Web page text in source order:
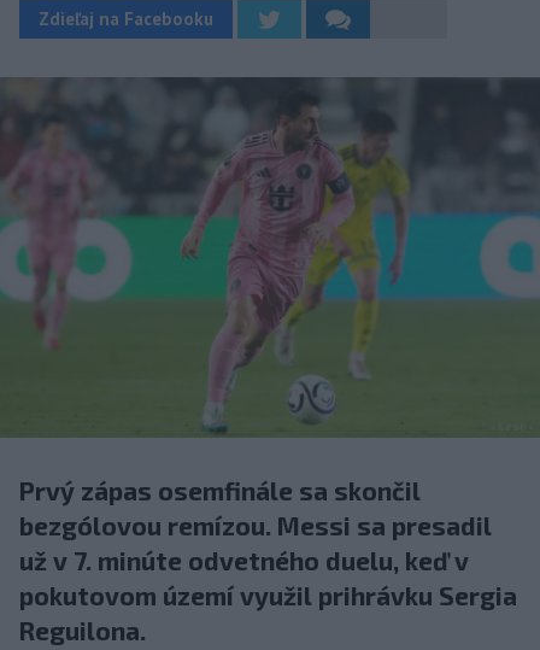
Zdieľaj na Facebooku
Prvý zápas osemfinále sa skončil
bezgólovou remízou. Messi sa presadil
už v 7. minúte odvetného duelu, keď v
pokutovom území využil prihrávku Sergia
Reguilona.